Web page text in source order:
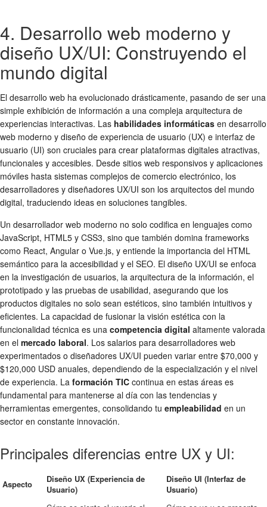
4. Desarrollo web moderno y
diseño UX/UI: Construyendo el
mundo digital
El desarrollo web ha evolucionado drásticamente, pasando de ser una
simple exhibición de información a una compleja arquitectura de
experiencias interactivas. Las habilidades informáticas en desarrollo
web moderno y diseño de experiencia de usuario (UX) e interfaz de
usuario (UI) son cruciales para crear plataformas digitales atractivas,
funcionales y accesibles. Desde sitios web responsivos y aplicaciones
móviles hasta sistemas complejos de comercio electrónico, los
desarrolladores y diseñadores UX/UI son los arquitectos del mundo
digital, traduciendo ideas en soluciones tangibles.
Un desarrollador web moderno no solo codifica en lenguajes como
JavaScript, HTML5 y CSS3, sino que también domina frameworks
como React, Angular o Vue.js, y entiende la importancia del HTML
semántico para la accesibilidad y el SEO. El diseño UX/UI se enfoca
en la investigación de usuarios, la arquitectura de la información, el
prototipado y las pruebas de usabilidad, asegurando que los
productos digitales no solo sean estéticos, sino también intuitivos y
eficientes. La capacidad de fusionar la visión estética con la
funcionalidad técnica es una competencia digital altamente valorada
en el mercado laboral. Los salarios para desarrolladores web
experimentados o diseñadores UX/UI pueden variar entre $70,000 y
$120,000 USD anuales, dependiendo de la especialización y el nivel
de experiencia. La formación TIC continua en estas áreas es
fundamental para mantenerse al día con las tendencias y
herramientas emergentes, consolidando tu empleabilidad en un
sector en constante innovación.
Principales diferencias entre UX y UI:
Aspecto
Diseño UX (Experiencia de
Usuario)
Diseño UI (Interfaz de
Usuario)